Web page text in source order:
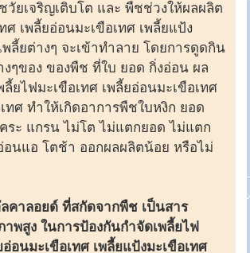
วัยเจริญเติบโต และ พืชช่วงให้ผลผลิต
ศ เพลี้ยอ่อนมะเขือเทศ เพลี้ยแป้ง
พลี้ยต่างๆ จะเข้าทำลาย โดยการดูดกิน
งๆของ ของพืช ที่ใบ ยอด กิ่งอ่อน ผล
ยไฟมะเขือเทศ เพลี้ยอ่อนมะเขือเทศ
ทศ ทำให้เกิดอาการพืชใบหงิก ยอด
ระ แกรน ไม่โต ไม่แตกยอด ไม่แตก
อนแอ โตช้า ออกผลผลิตน้อย หรือไม่
คาลอยด์ ที่สกัดจากพืช เป็นสาร
พสูง ในการป้องกันกำจัดเพลี้ยไฟ
อ่อนมะเขือเทศ เพลี้ยแป้งมะเขือเทศ